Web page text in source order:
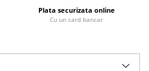
Plata securizata online
Cu un card bancar